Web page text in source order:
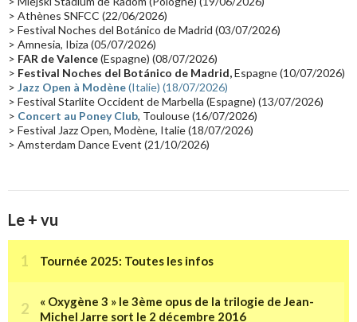
Les concerts en Chine(16) Cinéma
Synthé Roland(15) Belgique(15)
(14) Astronomie (14)
Tournée 2025(14) 2024(14) Chine(13)
> Athènes SNFCC (22/06/2026)
> Festival Noches del Botánico de Madrid (03/07/2026)
> Amnesia, Ibiza (05/07/2026)
> FAR de Valence(Espagne) (08/07/2026)
> Festival Noches del Botánico de Madrid,Espagne (10/07/2026)
> Jazz Open à Modène(Italie) (18/07/2026)
> Festival Starlite Occident de Marbella (Espagne) (13/07/2026)
> Concert au Poney Club, Toulouse (16/07/2026)
> Festival Jazz Open, Modène, Italie (18/07/2026)
> Amsterdam Dance Event (21/10/2026)
Le + vu